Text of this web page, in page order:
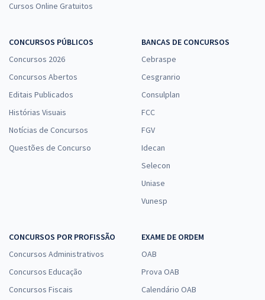
Cursos Online Gratuitos
CONCURSOS PÚBLICOS
Concursos 2026
Concursos Abertos
Editais Publicados
Histórias Visuais
Notícias de Concursos
Questões de Concurso
BANCAS DE CONCURSOS
Cebraspe
Cesgranrio
Consulplan
FCC
FGV
Idecan
Selecon
Uniase
Vunesp
CONCURSOS POR PROFISSÃO
Concursos Administrativos
Concursos Educação
Concursos Fiscais
EXAME DE ORDEM
OAB
Prova OAB
Calendário OAB